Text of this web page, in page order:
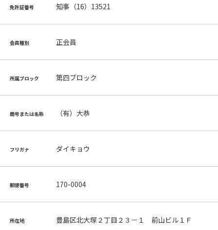
免許証番号 知事（16）13521
会員種別 正会員
所属ブロック 第四ブロック
商号または名称 （有）大恭
フリガナ ダイキョウ
郵便番号 170-0004
所在地 豊島区北大塚２丁目２３－１ 前山ビル１Ｆ